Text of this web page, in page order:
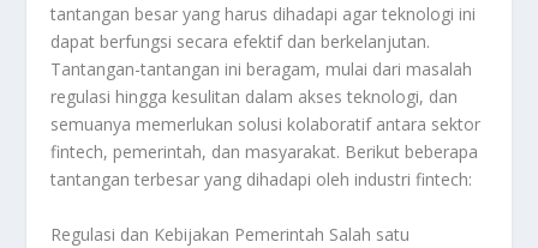
tantangan besar yang harus dihadapi agar teknologi ini
dapat berfungsi secara efektif dan berkelanjutan.
Tantangan-tantangan ini beragam, mulai dari masalah
regulasi hingga kesulitan dalam akses teknologi, dan
semuanya memerlukan solusi kolaboratif antara sektor
fintech, pemerintah, dan masyarakat. Berikut beberapa
tantangan terbesar yang dihadapi oleh industri fintech:
Regulasi dan Kebijakan Pemerintah Salah satu